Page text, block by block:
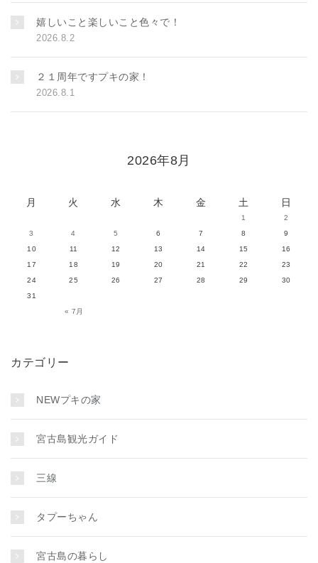
嬉しいこと楽しいこと色々で！
2026.8.2
２１周年ですプキの家！
2026.8.1
2026年8月
月 火 水 木 金 土 日
« 7月
1
2
3
4 5 6 7 8
9
10
11 12 13 14 15
16
17
18 19 20 21 22
23
24
25 26 27 28 29
30
31
カテゴリー
NEWプキの家
宮古島観光ガイド
三線
タプーちゃん
宮古島の暮らし